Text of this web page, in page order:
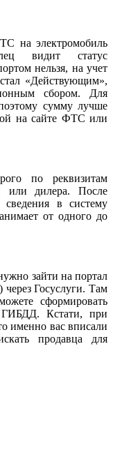
на электромобиль
видит статус
нельзя, на учет
«Действующим»,
сбором. Для
сумму лучше
на сайте ФТС или
по реквизитам
или дилера. После
сведения в систему
от одного до
зайти на портал
Госуслуги. Там
сформировать
Кстати, при
именно вас вписали
продавца для